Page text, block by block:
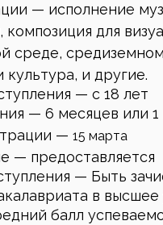
— исполнение
композиция для
среде,
культура, и другие.
— с 18 лет
— 6 месяцев или 1
— 15 марта
— предоставляется
— Быть
в
балл